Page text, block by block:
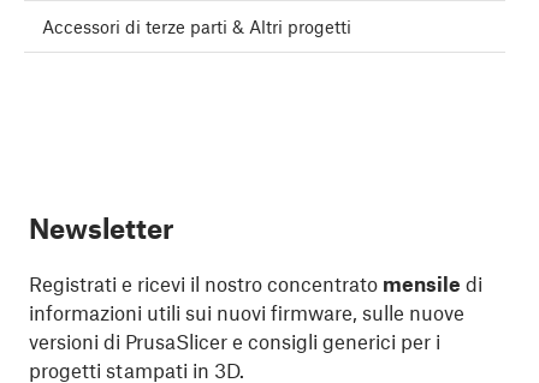
Accessori di terze parti & Altri progetti
Newsletter
Registrati e ricevi il nostro concentrato mensile di
informazioni utili sui nuovi firmware, sulle nuove
versioni di PrusaSlicer e consigli generici per i
progetti stampati in 3D.